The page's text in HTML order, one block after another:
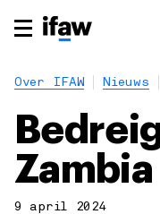
Over IFAW Nieuws
Zambia
9 april 2024